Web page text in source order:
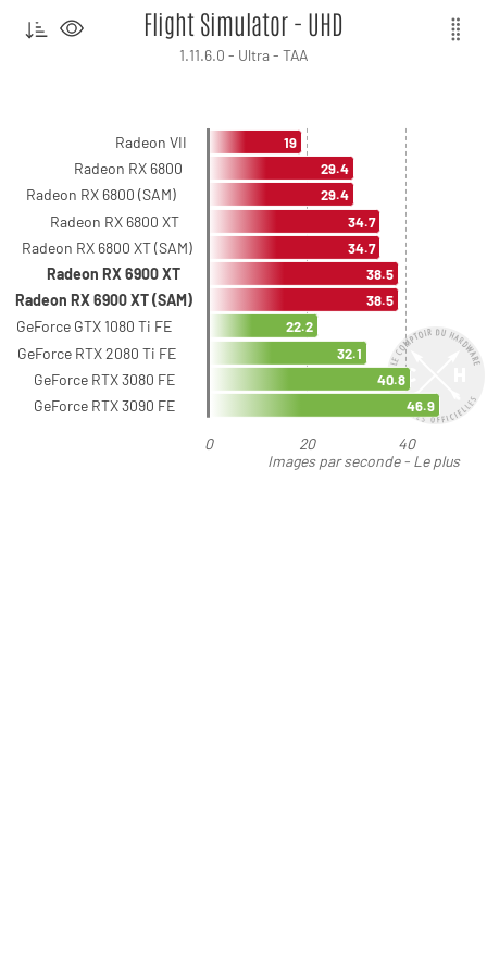
Images par seconde - Le plus
Flight Simulator - UHD
1.11.6.0 - Ultra - TAA
0 20 40
Radeon VII
Radeon RX 6800
Radeon RX 6800 (SAM)
Radeon RX 6800 XT
Radeon RX 6800 XT (SAM)
Radeon RX 6900 XT
Radeon RX 6900 XT (SAM)
GeForce GTX 1080 Ti FE
GeForce RTX 2080 Ti FE
GeForce RTX 3080 FE
GeForce RTX 3090 FE
19
29.4
29.4
34.7
34.7
38.5
38.5
22.2
32.1
40.8
46.9